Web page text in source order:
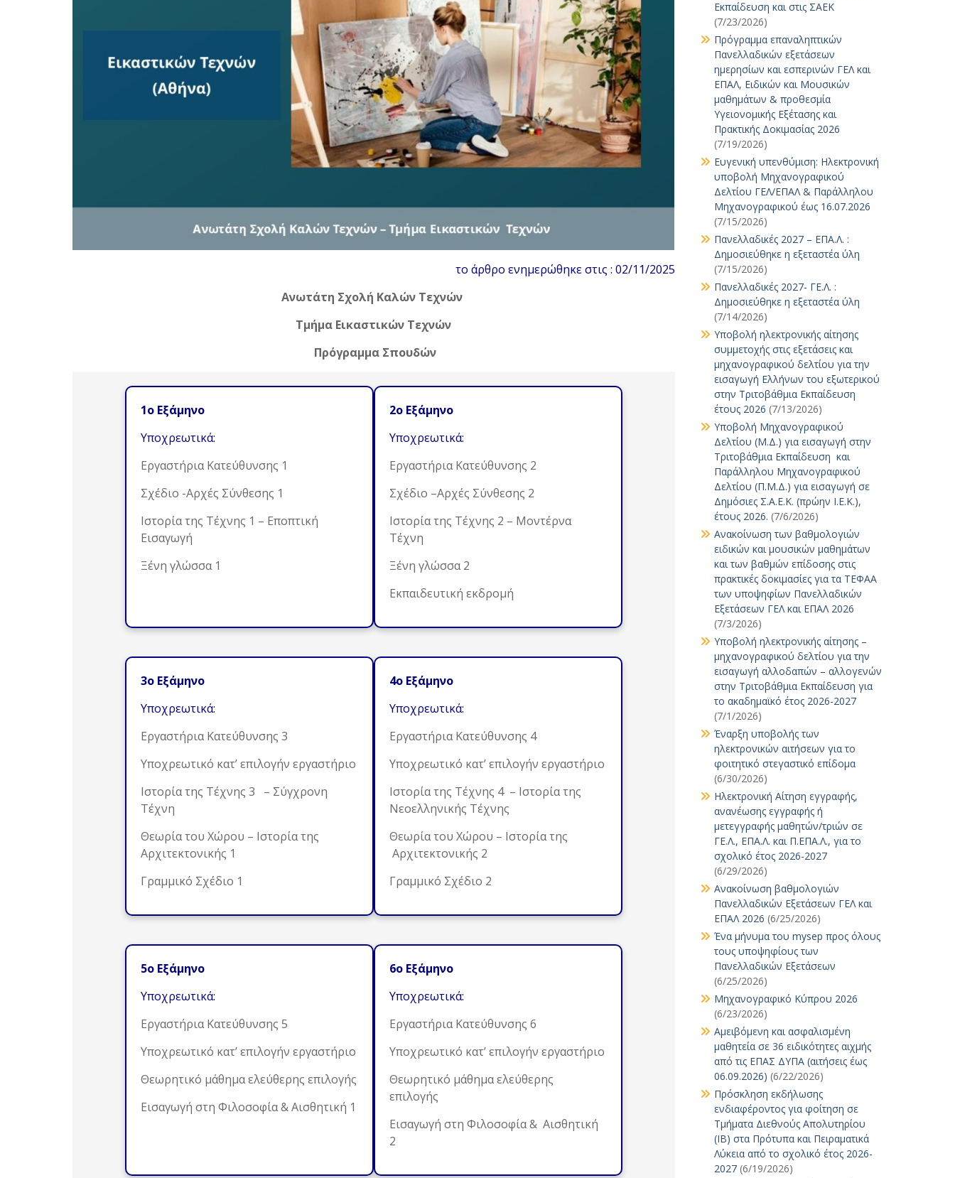
το άρθρο ενημερώθηκε στις : 02/11/2025
Ανωτάτη Σχολή Καλών Τεχνών
Τμήμα Εικαστικών Τεχνών
Πρόγραμμα Σπουδών
1ο Εξάμηνο
Υποχρεωτικά:
Εργαστήρια Κατεύθυνσης 1
Σχέδιο -Aρχές Σύνθεσης 1
Ιστορία της Τέχνης 1 – Εποπτική
Εισαγωγή
Ξένη γλώσσα 1
2ο Εξάμηνο
Υποχρεωτικά:
Εργαστήρια Κατεύθυνσης 2
Σχέδιο –Αρχές Σύνθεσης 2
Ιστορία της Τέχνης 2 – Μοντέρνα
Τέχνη
Ξένη γλώσσα 2
Εκπαιδευτική εκδρομή
3ο Εξάμηνο
Υποχρεωτικά:
Εργαστήρια Κατεύθυνσης 3
Υποχρεωτικό κατ’ επιλογήν εργαστήριο
Ιστορία της Τέχνης 3 – Σύγχρονη
Τέχνη
Θεωρία του Χώρου – Ιστορία της
Αρχιτεκτονικής 1
Γραμμικό Σχέδιο 1
4ο Εξάμηνο
Υποχρεωτικά:
Εργαστήρια Κατεύθυνσης 4
Υποχρεωτικό κατ’ επιλογήν εργαστήριο
Ιστορία της Τέχνης 4 – Ιστορία της
Νεοελληνικής Τέχνης
Θεωρία του Χώρου – Ιστορία της
Αρχιτεκτονικής 2
Γραμμικό Σχέδιο 2
5ο Εξάμηνο
Υποχρεωτικά:
Εργαστήρια Κατεύθυνσης 5
Υποχρεωτικό κατ’ επιλογήν εργαστήριο
Θεωρητικό μάθημα ελεύθερης επιλογής
Εισαγωγή στη Φιλοσοφία & Αισθητική 1
6ο Εξάμηνο
Υποχρεωτικά:
Εργαστήρια Κατεύθυνσης 6
Υποχρεωτικό κατ’ επιλογήν εργαστήριο
Θεωρητικό μάθημα ελεύθερης
επιλογής
Εισαγωγή στη Φιλοσοφία & Αισθητική
2
Εκπαίδευση και στις ΣΑΕΚ
(7/23/2026)
Πρόγραμμα επαναληπτικών
Πανελλαδικών εξετάσεων
ημερησίων και εσπερινών ΓΕΛ και
ΕΠΑΛ, Ειδικών και Μουσικών
μαθημάτων & προθεσμία
Υγειονομικής Εξέτασης και
Πρακτικής Δοκιμασίας 2026
(7/19/2026)
Ευγενική υπενθύμιση: Ηλεκτρονική
υποβολή Μηχανογραφικού
Δελτίου ΓΕΛ/ΕΠΑΛ & Παράλληλου
Μηχανογραφικού έως 16.07.2026
(7/15/2026)
Πανελλαδικές 2027 – ΕΠΑ.Λ. :
Δημοσιεύθηκε η εξεταστέα ύλη
(7/15/2026)
Πανελλαδικές 2027- ΓΕ.Λ. :
Δημοσιεύθηκε η εξεταστέα ύλη
(7/14/2026)
Υποβολή ηλεκτρονικής αίτησης
συμμετοχής στις εξετάσεις και
μηχανογραφικού δελτίου για την
εισαγωγή Ελλήνων του εξωτερικού
στην Τριτοβάθμια Εκπαίδευση
έτους 2026 (7/13/2026)
Υποβολή Μηχανογραφικού
Δελτίου (Μ.Δ.) για εισαγωγή στην
Τριτοβάθμια Εκπαίδευση και
Παράλληλου Μηχανογραφικού
Δελτίου (Π.Μ.Δ.) για εισαγωγή σε
Δημόσιες Σ.Α.Ε.Κ. (πρώην Ι.Ε.Κ.),
έτους 2026. (7/6/2026)
Ανακοίνωση των βαθμολογιών
ειδικών και μουσικών μαθημάτων
και των βαθμών επίδοσης στις
πρακτικές δοκιμασίες για τα ΤΕΦΑΑ
των υποψηφίων Πανελλαδικών
Εξετάσεων ΓΕΛ και ΕΠΑΛ 2026
(7/3/2026)
Υποβολή ηλεκτρονικής αίτησης –
μηχανογραφικού δελτίου για την
εισαγωγή αλλοδαπών – αλλογενών
στην Τριτοβάθμια Εκπαίδευση για
το ακαδημαϊκό έτος 2026-2027
(7/1/2026)
Έναρξη υποβολής των
ηλεκτρονικών αιτήσεων για το
φοιτητικό στεγαστικό επίδομα
(6/30/2026)
Ηλεκτρονική Αίτηση εγγραφής,
ανανέωσης εγγραφής ή
μετεγγραφής μαθητών/τριών σε
ΓΕ.Λ., ΕΠΑ.Λ. και Π.ΕΠΑ.Λ., για το
σχολικό έτος 2026-2027
(6/29/2026)
Ανακοίνωση βαθμολογιών
Πανελλαδικών Εξετάσεων ΓΕΛ και
ΕΠΑΛ 2026 (6/25/2026)
Ένα μήνυμα του mysep προς όλους
τους υποψηφίους των
Πανελλαδικών Εξετάσεων
(6/25/2026)
Μηχανογραφικό Κύπρου 2026
(6/23/2026)
Αμειβόμενη και ασφαλισμένη
μαθητεία σε 36 ειδικότητες αιχμής
από τις ΕΠΑΣ ΔΥΠΑ (αιτήσεις έως
06.09.2026) (6/22/2026)
Πρόσκληση εκδήλωσης
ενδιαφέροντος για φοίτηση σε
Τμήματα Διεθνούς Απολυτηρίου
(IB) στα Πρότυπα και Πειραματικά
Λύκεια από το σχολικό έτος 2026-
2027 (6/19/2026)